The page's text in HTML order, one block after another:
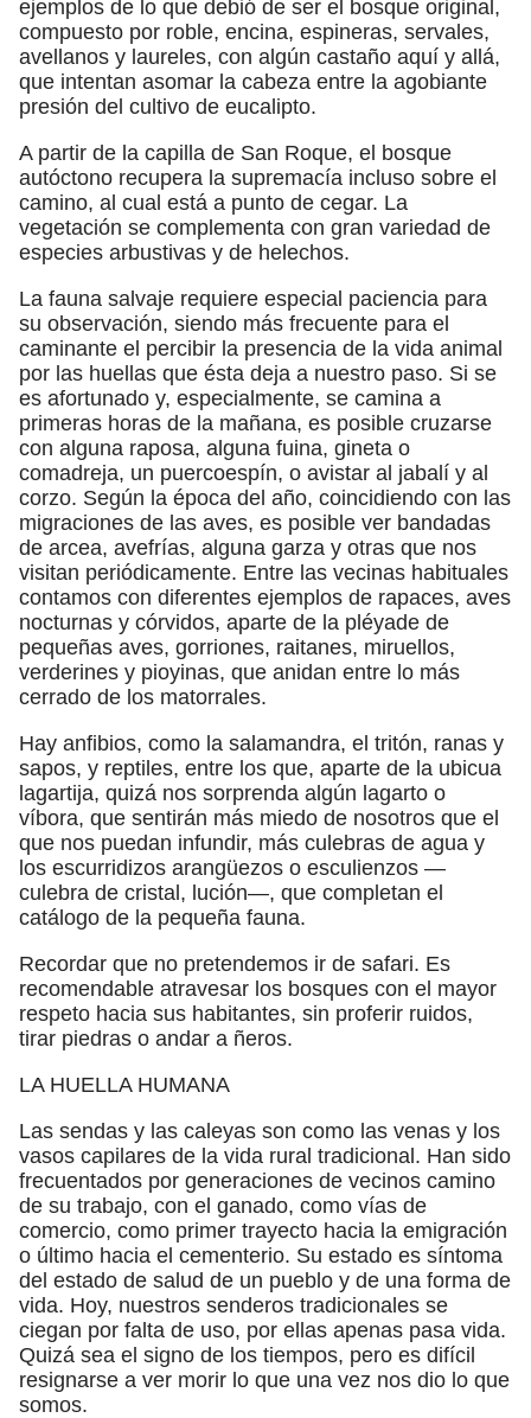
ejemplos de lo que debió de ser el bosque original,
compuesto por roble, encina, espineras, servales,
avellanos y laureles, con algún castaño aquí y allá,
que intentan asomar la cabeza entre la agobiante
presión del cultivo de eucalipto.
A partir de la capilla de San Roque, el bosque
autóctono recupera la supremacía incluso sobre el
camino, al cual está a punto de cegar. La
vegetación se complementa con gran variedad de
especies arbustivas y de helechos.
La fauna salvaje requiere especial paciencia para
su observación, siendo más frecuente para el
caminante el percibir la presencia de la vida animal
por las huellas que ésta deja a nuestro paso. Si se
es afortunado y, especialmente, se camina a
primeras horas de la mañana, es posible cruzarse
con alguna raposa, alguna fuina, gineta o
comadreja, un puercoespín, o avistar al jabalí y al
corzo. Según la época del año, coincidiendo con las
migraciones de las aves, es posible ver bandadas
de arcea, avefrías, alguna garza y otras que nos
visitan periódicamente. Entre las vecinas habituales
contamos con diferentes ejemplos de rapaces, aves
nocturnas y córvidos, aparte de la pléyade de
pequeñas aves, gorriones, raitanes, miruellos,
verderines y pioyinas, que anidan entre lo más
cerrado de los matorrales.
Hay anfibios, como la salamandra, el tritón, ranas y
sapos, y reptiles, entre los que, aparte de la ubicua
lagartija, quizá nos sorprenda algún lagarto o
víbora, que sentirán más miedo de nosotros que el
que nos puedan infundir, más culebras de agua y
los escurridizos arangüezos o esculienzos —
culebra de cristal, lución—, que completan el
catálogo de la pequeña fauna.
Recordar que no pretendemos ir de safari. Es
recomendable atravesar los bosques con el mayor
respeto hacia sus habitantes, sin proferir ruidos,
tirar piedras o andar a ñeros.
LA HUELLA HUMANA
Las sendas y las caleyas son como las venas y los
vasos capilares de la vida rural tradicional. Han sido
frecuentados por generaciones de vecinos camino
de su trabajo, con el ganado, como vías de
comercio, como primer trayecto hacia la emigración
o último hacia el cementerio. Su estado es síntoma
del estado de salud de un pueblo y de una forma de
vida. Hoy, nuestros senderos tradicionales se
ciegan por falta de uso, por ellas apenas pasa vida.
Quizá sea el signo de los tiempos, pero es difícil
resignarse a ver morir lo que una vez nos dio lo que
somos.